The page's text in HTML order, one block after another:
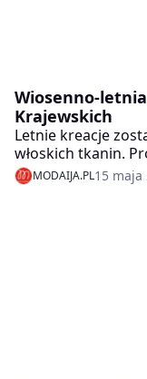
Wiosenno-
Krajewskich
Letnie kreacje
włoskich tkanin.
wykorzystali
kompozycjach,
MODAIJA.PL15 maja